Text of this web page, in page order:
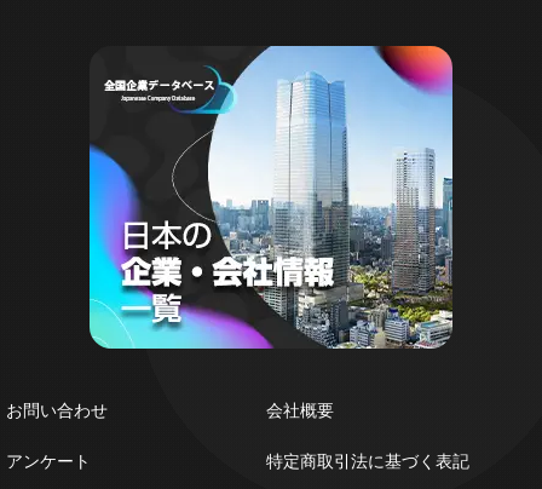
お問い合わせ
アンケート
会社概要
特定商取引法に基づく表記